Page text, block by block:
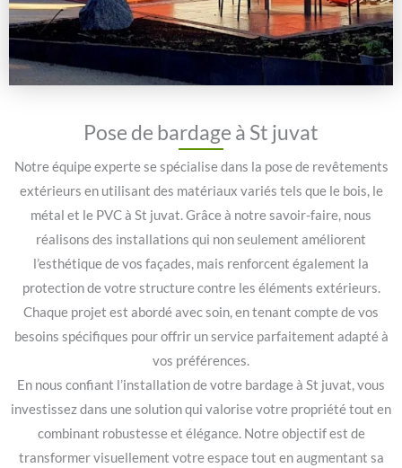
Pose de bardage à St juvat
Notre équipe experte se spécialise dans la pose de revêtements
extérieurs en utilisant des matériaux variés tels que le bois, le
métal et le PVC à St juvat. Grâce à notre savoir-faire, nous
réalisons des installations qui non seulement améliorent
l’esthétique de vos façades, mais renforcent également la
protection de votre structure contre les éléments extérieurs.
Chaque projet est abordé avec soin, en tenant compte de vos
besoins spécifiques pour offrir un service parfaitement adapté à
vos préférences.
En nous confiant l’installation de votre bardage à St juvat, vous
investissez dans une solution qui valorise votre propriété tout en
combinant robustesse et élégance. Notre objectif est de
transformer visuellement votre espace tout en augmentant sa